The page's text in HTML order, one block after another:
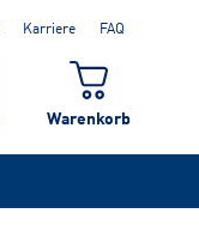
Karriere FAQ
Warenkorb